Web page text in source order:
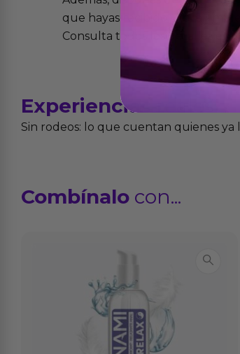
que hayas recibido y que
Consulta todos los detalles en
Experiencias
Sin rodeos: lo que cuentan quienes ya
Combínalo con...